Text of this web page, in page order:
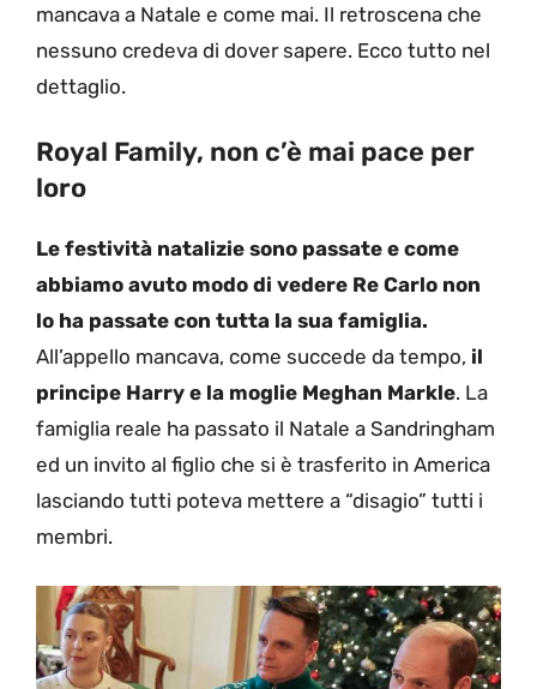
mancava a Natale e come mai. Il retroscena che
nessuno credeva di dover sapere. Ecco tutto nel
dettaglio.
Royal Family, non c’è mai pace per
loro
Le festività natalizie sono passate e come
abbiamo avuto modo di vedere Re Carlo non
lo ha passate con tutta la sua famiglia.
All’appello mancava, come succede da tempo, il
principe Harry e la moglie Meghan Markle. La
famiglia reale ha passato il Natale a Sandringham
ed un invito al figlio che si è trasferito in America
lasciando tutti poteva mettere a “disagio” tutti i
membri.